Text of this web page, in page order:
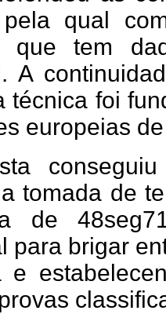
pela qual
que tem
A
técnica foi
europeias
tomada de
de
para brigar
e